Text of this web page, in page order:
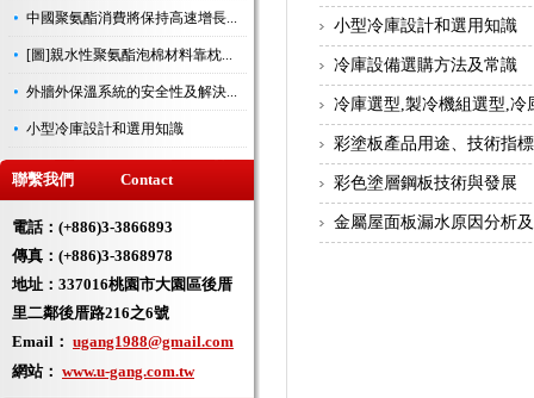
中國聚氨酯消費將保持高速增長...
[圖]親水性聚氨酯泡棉材料靠枕...
外牆外保溫系統的安全性及解決...
小型冷庫設計和選用知識
聯繫我們 Contact
電話：(+886)3-3866893
傳真：(+886)3-3868978
地址： 337016桃園市大園區後厝
里二鄰後厝路216之6號
Email： ugang1988@gmail.com
網站： www.u-gang.com.tw
小型冷庫設計和選用知識
冷庫設備選購方法及常識
冷庫選型,製冷機組選型,冷
彩塗板產品用途、技術指
彩色塗層鋼板技術與發展
金屬屋面板漏水原因分析